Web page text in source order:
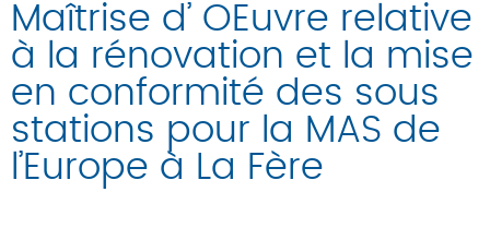
Maîtrise d’ OEuvre relative
à la rénovation et la mise
en conformité des sous
stations pour la MAS de
l’Europe à La Fère